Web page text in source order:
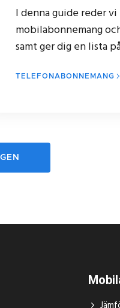
I denna guide reder
mobilabonnemang
samt ger dig en lista
TELEFONABONNEMANG